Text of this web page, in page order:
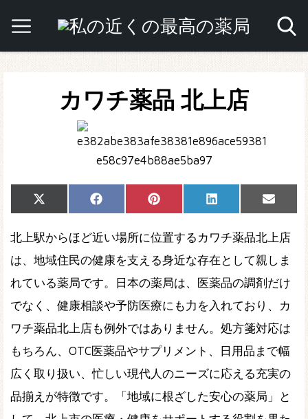
カワチ薬品 北上店
Share
on
X
(Twitter)
Share
on
Facebook Share
on
Pinterest Share
on
LinkedIn
Share
on
Email
北上駅からほど近い場所に位置するカワチ薬品北上店
は、地域住民の健康を支える身近な存在として親しま
れている薬局です。日本の薬局は、医薬品の調剤だけ
でなく、健康相談や予防医療にも力を入れており、カ
ワチ薬品北上店も例外ではありません。処方箋対応は
もちろん、OTC医薬品やサプリメント、日用品まで幅
広く取り扱い、忙しい現代人のニーズに応える充実の
品揃えが特徴です。「地域に根ざした安心の薬局」と